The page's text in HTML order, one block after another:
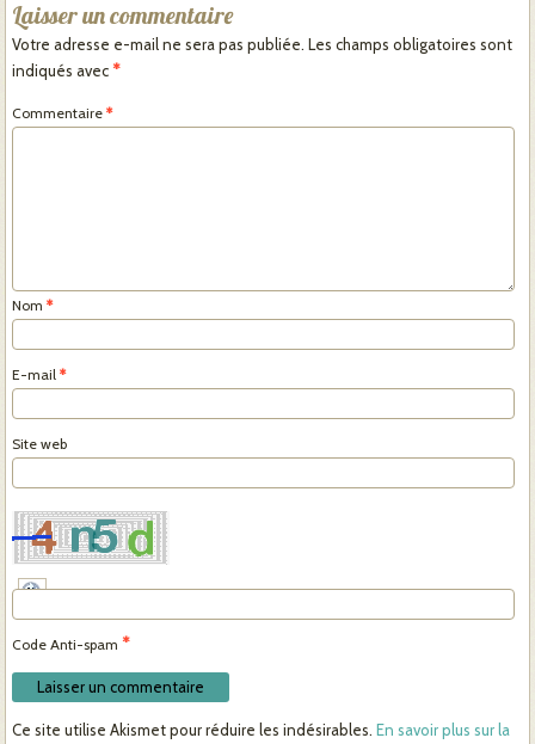
Laisser un commentaire
Votre adresse e-mail ne sera pas publiée. Les champs obligatoires sont
indiqués avec *
Commentaire*
Nom*
E-mail*
Site web
Code Anti-spam *
Ce site utilise Akismet pour réduire les indésirables.En savoir plus sur la